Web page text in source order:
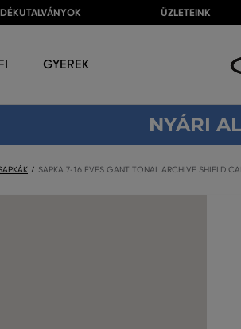
ÜZLETEINK
GYEREK
NYÁRI
SAPKA 7-16 ÉVES GANT TONAL ARCHIVE SHIELD